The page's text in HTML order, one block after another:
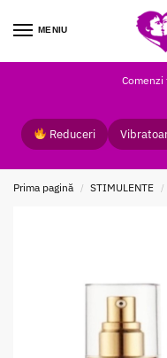
MENIU
Reduceri
Prima pagină / STIMULENTE /